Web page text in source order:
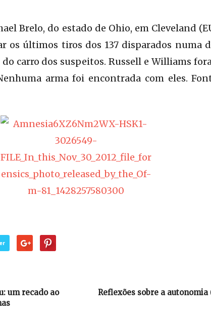
Brelo, do estado de Ohio, em Cleveland
os últimos tiros dos 137 disparados numa
carro dos suspeitos. Russell e Williams
arma foi encontrada com eles.
um recado ao
Reflexões sobre a